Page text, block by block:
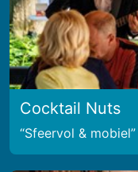
Cocktail Nuts
Sfeervol & mobiel